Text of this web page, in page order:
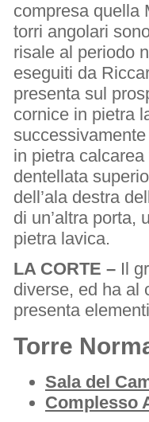
compresa quella
torri angolari
risale al periodo
eseguiti da
presenta sul
cornice in pietra
in pietra
dentellata
dell’ala destra
di un’altra porta,
pietra lavica.
LA CORTE – Il
diverse, ed ha al
presenta
Torre
Sala del
Complesso